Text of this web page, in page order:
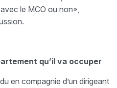
le MCO ou non»,
qu’il va occuper
en compagnie d’un dirigeant